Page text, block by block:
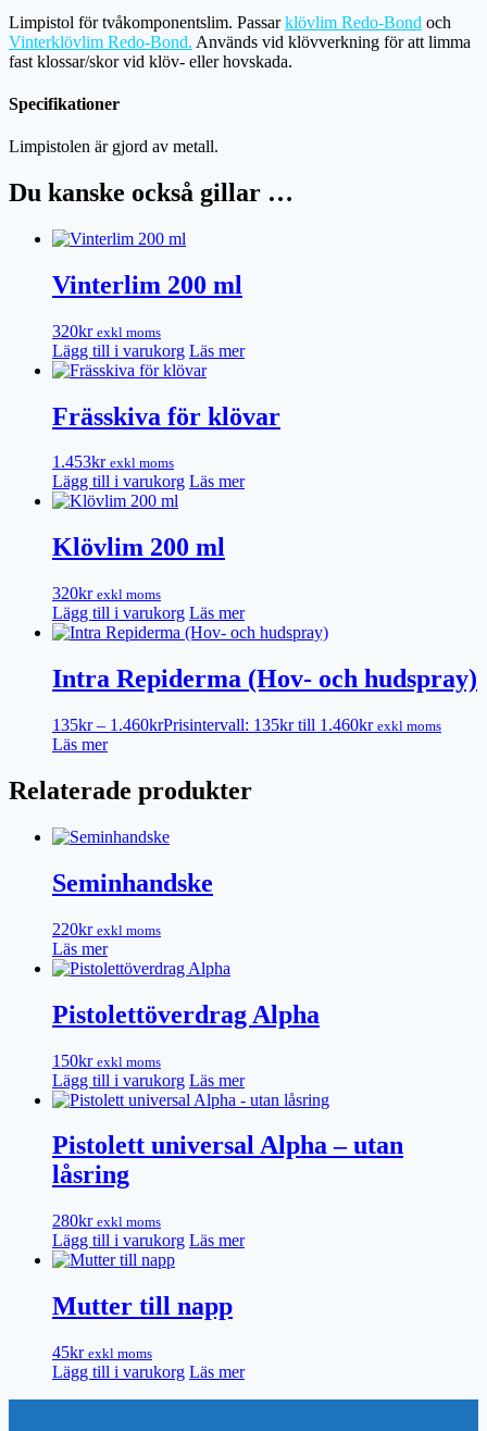
Limpistol för tvåkomponentslim. Passarklövlim Redo-Bond och
Vinterklövlim Redo-Bond. Används vid klövverkning för att limma
fast klossar/skor vid klöv- eller hovskada.
Specifikationer
Limpistolen är gjord av metall.
Du kanske också gillar …
Vinterlim 200 ml
320kr exkl moms
Lägg till i varukorg Läs mer
Frässkiva för klövar
1.453kr exkl moms
Lägg till i varukorg Läs mer
Klövlim 200 ml
320kr exkl moms
Lägg till i varukorg Läs mer
Intra Repiderma (Hov- och hudspray)
135kr – 1.460krPrisintervall: 135kr till 1.460kr exkl moms
Läs mer
Relaterade produkter
Seminhandske
220kr exkl moms
Läs mer
Pistolettöverdrag Alpha
150kr exkl moms
Lägg till i varukorg Läs mer
Pistolett universal Alpha – utan
låsring
280kr exkl moms
Lägg till i varukorg Läs mer
Mutter till napp
45kr exkl moms
Lägg till i varukorg Läs mer